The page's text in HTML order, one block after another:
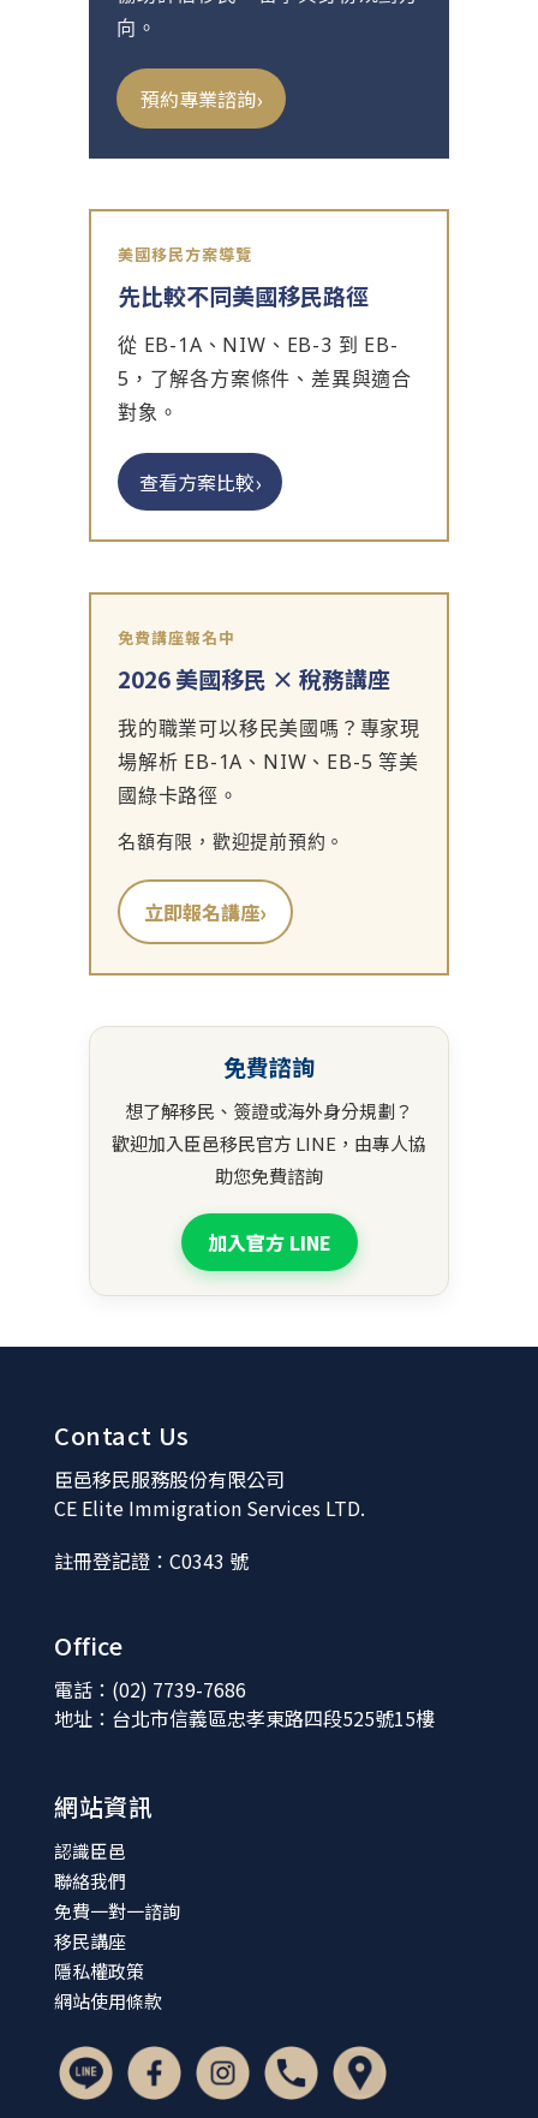
向。
預約專業諮詢›
美國移民方案導覽
先比較不同美國移民路徑
從 EB-1A、NIW、EB-3 到 EB-
5，了解各方案條件、差異與適合
對象。
查看方案比較›
免費講座報名中
2026 美國移民 × 稅務講座
我的職業可以移民美國嗎？專家現
場解析 EB-1A、NIW、EB-5 等美
國綠卡路徑。
名額有限，歡迎提前預約。
立即報名講座›
免費諮詢
想了解移民、簽證或海外身分規劃？
歡迎加入臣邑移民官方 LINE，由專人協
助您免費諮詢
加入官方 LINE
Contact Us
臣邑移民服務股份有限公司
CE Elite Immigration Services LTD.
註冊登記證：C0343 號
Office
電話：(02) 7739-7686
地址：台北市信義區忠孝東路四段525號15樓
網站資訊
認識臣邑
聯絡我們
免費一對一諮詢
移民講座
隱私權政策
網站使用條款